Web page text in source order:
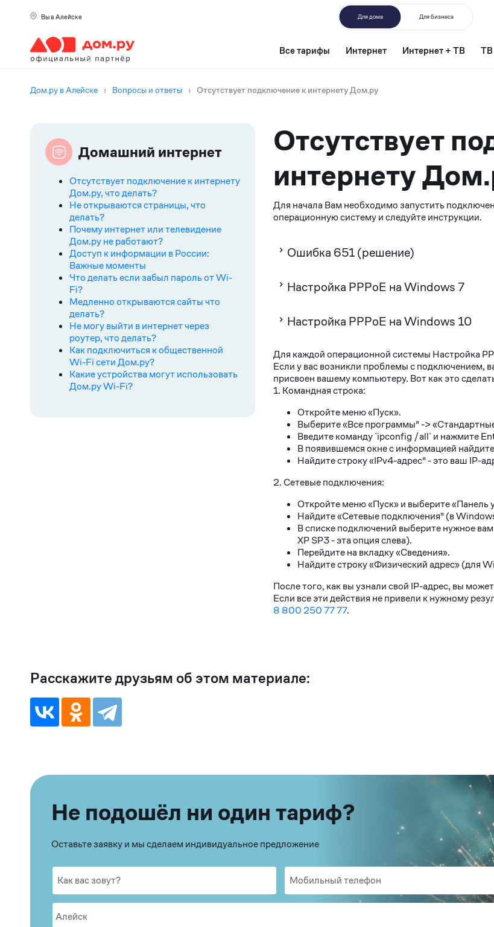
Вы в Алейске Для дома Для бизнеса
Все тарифы Интернет Интернет + ТВ ТВ
Дом.ру в Алейске › Вопросы и ответы › Отсутствует подключение к интернету Дом.ру
Домашний интернет
Отсутствует подключение к интернету
Дом.ру, что делать?
Не открываются страницы, что
делать?
Почему интернет или телевидение
Дом.ру не работают?
Доступ к информации в России:
Важные моменты
Что делать если забыл пароль от Wi-
Fi?
Медленно открываются сайты что
делать?
Не могу выйти в интернет через
роутер, что делать?
Как подключиться к общественной
Wi-Fi сети Дом.ру?
Какие устройства могут использовать
Дом.ру Wi-Fi?
Отсутствует
интернету
Для начала Вам необходимо запустить
операционную систему и следуйте инструкции.
Методы
решения
Ошибка 651 (решение)
Настройка PPPoE на Windows 7
Настройка PPPoE на Windows 10
Для каждой операционной системы Настройка
Если у вас возникли проблемы с подключением,
присвоен вашему компьютеру. Вот как это
1. Командная строка:
Откройте меню «Пуск».
Выберите «Все программы" ->
Введите команду `ipconfig /all` и нажмите
В появившемся окне с информацией
Найдите строку «IPv4-адрес" - это ваш IP-
2. Сетевые подключения:
Откройте меню «Пуск» и выберите «Панель
Найдите «Сетевые подключения" (в
В списке подключений выберите нужное
XP SP3 - эта опция слева).
Перейдите на вкладку «Сведения».
Найдите строку «Физический адрес» (для
После того, как вы узнали свой IP-адрес, вы
Если все эти действия не привели к нужному
8 800 250 77 77.
Расскажите друзьям об этом материале:
Не подошёл ни один тариф?
Оставьте заявку и мы сделаем индивидуальное предложение